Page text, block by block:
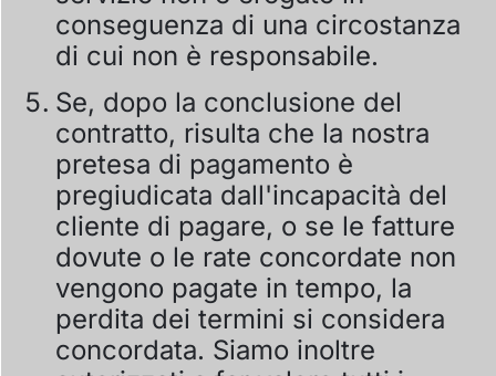
conseguenza di una circostanza
di cui non è responsabile.
Se, dopo la conclusione del
contratto, risulta che la nostra
pretesa di pagamento è
pregiudicata dall'incapacità del
cliente di pagare, o se le fatture
dovute o le rate concordate non
vengono pagate in tempo, la
perdita dei termini si considera
concordata. Siamo inoltre